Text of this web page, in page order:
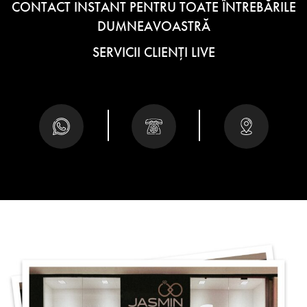
CONTACT INSTANT PENTRU TOATE ÎNTREBĂRILE
DUMNEAVOASTRĂ
SERVICII CLIENȚI LIVE